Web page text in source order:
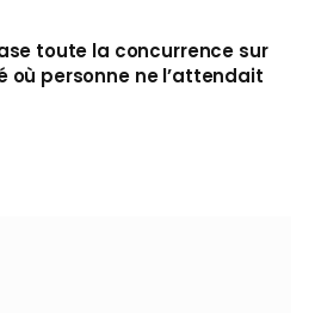
toute la concurrence sur
où personne ne l’attendait